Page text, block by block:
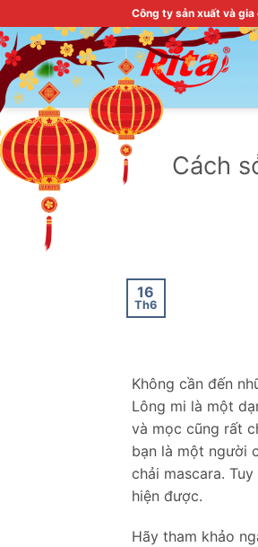
to
content
Công ty sản xuất và
Cách
16
Th6
Không cần đến
Lông mi là một
và mọc cũng rất
bạn là một người
chải mascara.
hiện được.
Hãy tham khảo